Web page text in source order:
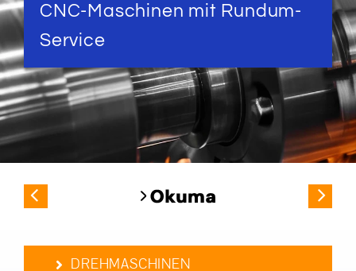
CNC-Maschinen mit Rundum-
Service
DREHMASCHINEN